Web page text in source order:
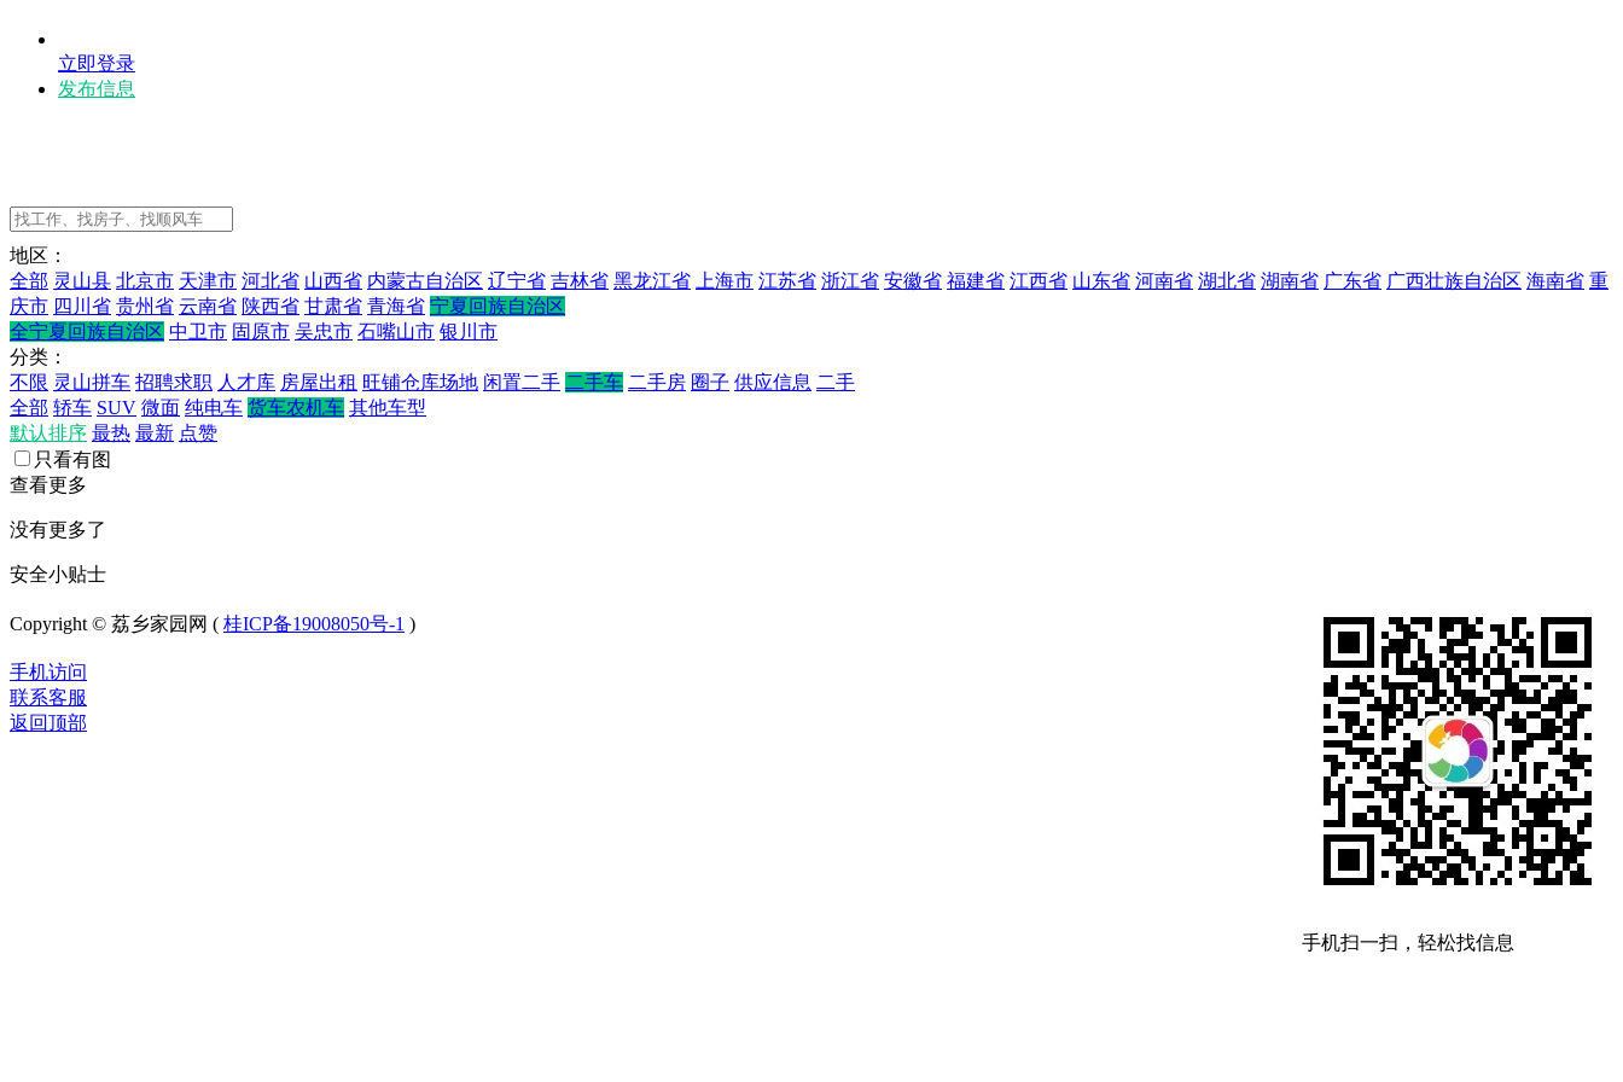
立即登录
发布信息
地区：
全部 灵山县 北京市 天津市 河北省 山西省 内蒙古自治区 辽宁省 吉林省 黑龙江省 上海市 江苏省 浙江省 安徽省 福建省 江西省 山东省 河南省 湖北省 湖南省 广东省 广西壮族自治区 海南省 重
庆市 四川省 贵州省 云南省 陕西省 甘肃省 青海省 宁夏回族自治区
全宁夏回族自治区 中卫市 固原市 吴忠市 石嘴山市 银川市
分类：
不限 灵山拼车 招聘求职 人才库 房屋出租 旺铺仓库场地 闲置二手 二手车 二手房 圈子 供应信息 二手
全部 轿车 SUV 微面 纯电车 货车农机车 其他车型
默认排序 最热 最新 点赞
只看有图
查看更多
没有更多了
安全小贴士
手机扫一扫，轻松找信息
Copyright © 荔乡家园网 ( 桂ICP备19008050号-1 )
手机访问
联系客服
返回顶部